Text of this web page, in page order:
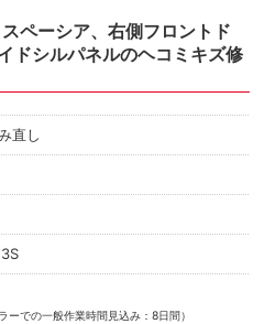
ペーシア、右側フロントド
ドシルパネルのヘコミキズ修
直し
ーでの一般作業時間見込み：8日間）